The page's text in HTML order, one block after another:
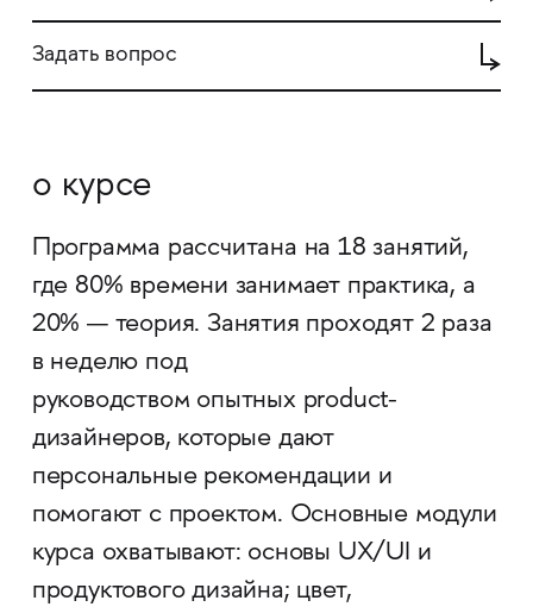
Задать вопрос
о курсе
Программа рассчитана на 18 занятий,
где 80% времени занимает практика, а
20% — теория. Занятия проходят 2 раза
в неделю под
руководством опытных product-
дизайнеров, которые дают
персональные рекомендации и
помогают с проектом. Основные модули
курса охватывают: основы UX/UI и
продуктового дизайна; цвет,